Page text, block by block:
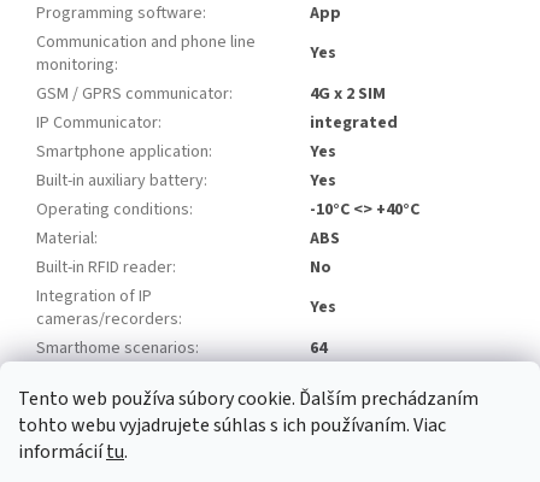
Tento web používa súbory cookie. Ďalším prechádzaním
tohto webu vyjadrujete súhlas s ich používaním. Viac
informáciítu.
Programming software:
App
Communication and phone line
monitoring:
Yes
GSM / GPRS communicator:
4G x 2 SIM
IP Communicator:
integrated
Smartphone application:
Yes
Built-in auxiliary battery:
Yes
Operating conditions:
-10°C <> +40°C
Material:
ABS
Built-in RFID reader:
No
Integration of IP
cameras/recorders:
Yes
Smarthome scenarios: 64
Newsletter